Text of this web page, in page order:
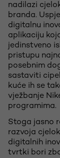
nadilazi
branda.
digitalnu
aplikaciju
jedinstveno
pristupu
posebnim
sastaviti
kuće ih se
vježbanje
programima.
Stoga jasno
razvoja
digitalnih
tvrtki bori